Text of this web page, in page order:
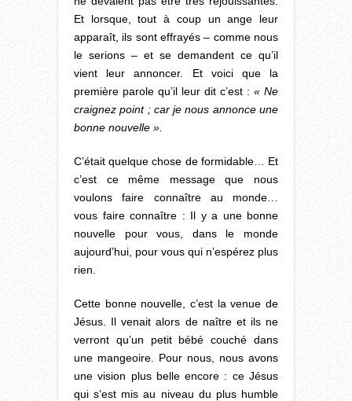
Et lorsque, tout à coup un ange leur
apparaît, ils sont effrayés – comme nous
le serions – et se demandent ce qu’il
vient leur annoncer. Et voici que la
première parole qu’il leur dit c’est : « Ne
craignez point ; car je nous annonce une
bonne nouvelle ».
C’était quelque chose de formidable… Et
c’est ce même message que nous
voulons faire connaître au monde…
vous faire connaître : Il y a une bonne
nouvelle pour vous, dans le monde
aujourd’hui, pour vous qui n’espérez plus
rien.
Cette bonne nouvelle, c’est la venue de
Jésus. Il venait alors de naître et ils ne
verront qu’un petit bébé couché dans
une mangeoire. Pour nous, nous avons
une vision plus belle encore : ce Jésus
qui s’est mis au niveau du plus humble